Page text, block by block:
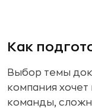
Как
Выбор темы
компания хочет
команды,